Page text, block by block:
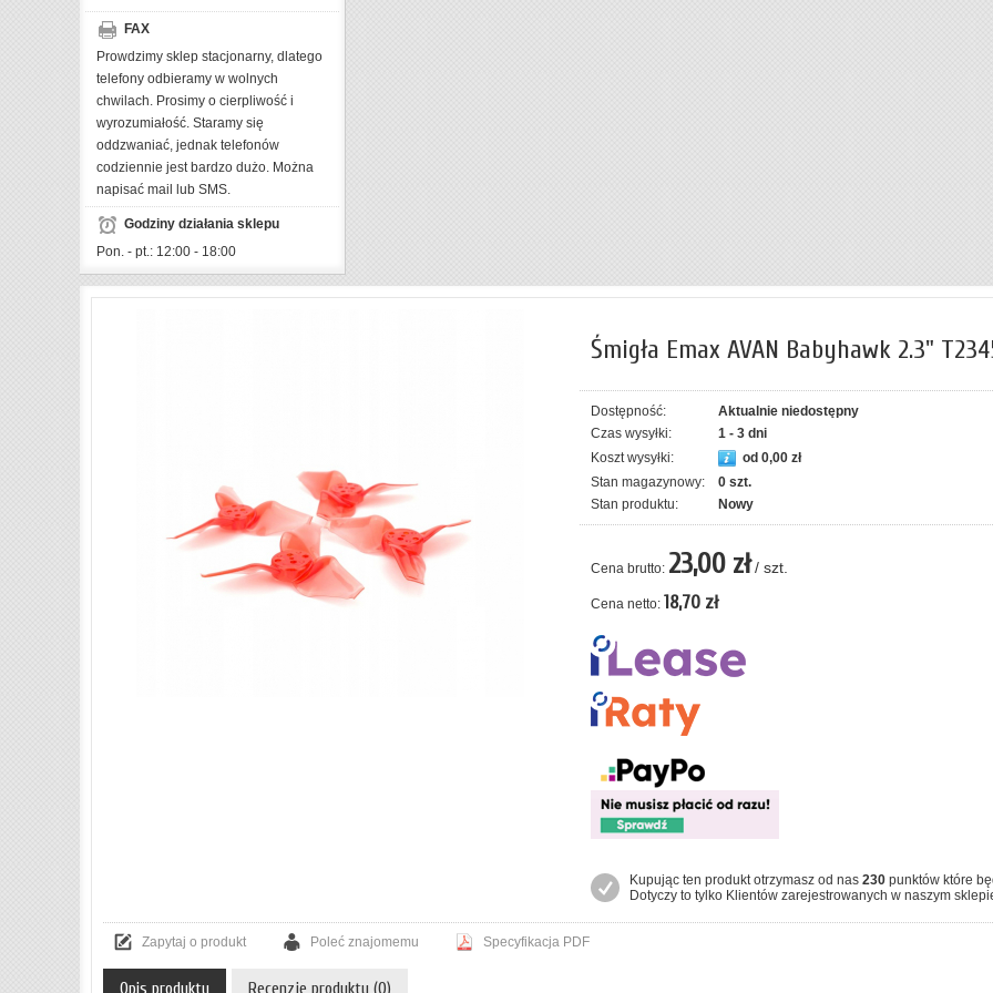
FAX
Prowdzimy sklep stacjonarny, dlatego
telefony odbieramy w wolnych
chwilach. Prosimy o cierpliwość i
wyrozumiałość. Staramy się
oddzwaniać, jednak telefonów
codziennie jest bardzo dużo. Można
napisać mail lub SMS.
Godziny działania sklepu
Pon. - pt.: 12:00 - 18:00
Śmigła Emax AVAN Babyhawk 2.3"
Dostępność:
Aktualnie niedostępny
Czas wysyłki:
1 - 3 dni
Koszt wysyłki:
od 0,00 zł
Stan magazynowy:
0 szt.
Stan produktu:
Nowy
Cena brutto: 23,00 zł/ szt.
Cena netto: 18,70 zł
Kupując ten produkt otrzymasz od nas 230 punktów które
Dotyczy to tylko Klientów zarejestrowanych w naszym
Zapytaj o produkt Poleć znajomemu Specyfikacja PDF
Opis produktu Recenzje produktu (0)